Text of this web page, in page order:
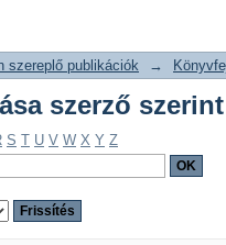
szereplő publikációk →
szerző szerint
S T U V W X Y Z